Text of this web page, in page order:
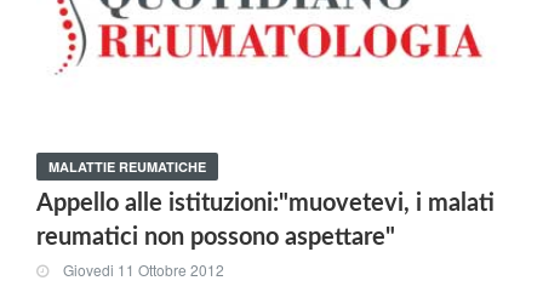
MALATTIE REUMATICHE
Appello alle istituzioni:"muovetevi, i malati
reumatici non possono aspettare"
Giovedi 11 Ottobre 2012